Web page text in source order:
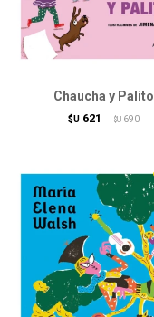
Chaucha y Palito
$U 621 $U 690